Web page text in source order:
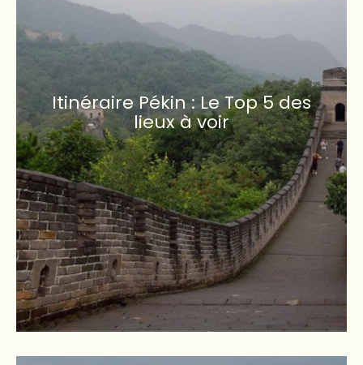
Itinéraire Pékin : Le Top 5 des
lieux à voir